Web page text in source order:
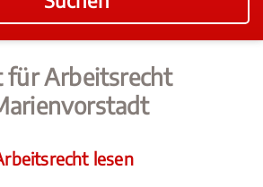
für Arbeitsrecht
lesen